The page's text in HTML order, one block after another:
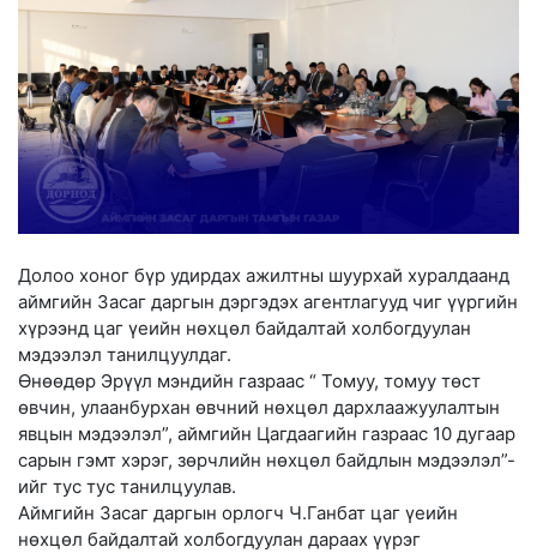
Долоо хоног бүр удирдах ажилтны шуурхай хуралдаанд
аймгийн Засаг даргын дэргэдэх агентлагууд чиг үүргийн
хүрээнд цаг үеийн нөхцөл байдалтай холбогдуулан
мэдээлэл танилцуулдаг.
Өнөөдөр Эрүүл мэндийн газраас “ Томуу, томуу төст
өвчин, улаанбурхан өвчний нөхцөл дархлаажуулалтын
явцын мэдээлэл”, аймгийн Цагдаагийн газраас 10 дугаар
сарын гэмт хэрэг, зөрчлийн нөхцөл байдлын мэдээлэл”-
ийг тус тус танилцуулав.
Аймгийн Засаг даргын орлогч Ч.Ганбат цаг үеийн
нөхцөл байдалтай холбогдуулан дараах үүрэг